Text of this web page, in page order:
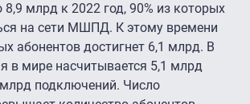
млрд к 2022 год, 90% из которых
на сети МШПД. К этому времени
абонентов достигнет 6,1 млрд. В
в мире насчитывается 5,1 млрд
подключений. Число